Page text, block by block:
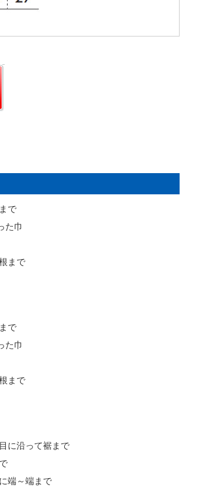
で
た巾
まで
で
た巾
まで
に沿って裾まで
端～端まで